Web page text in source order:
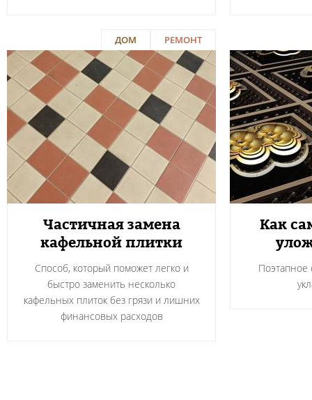
РЕМОНТ
ДОМ
Частичная замена
кафельной плитки
Способ, который поможет легко и
быстро заменить несколько
кафельных плиток без грязи и лишних
финансовых расходов
Как
Поэтапное